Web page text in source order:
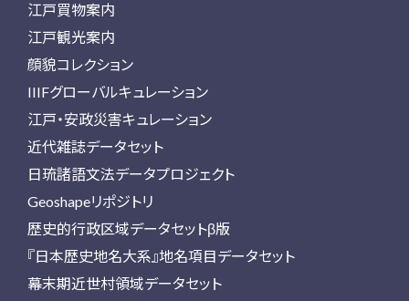
江戸買物案内
江戸観光案内
顔貌コレクション
IIIFグローバルキュレーション
江戸・安政災害キュレーション
近代雑誌データセット
日琉諸語文法データプロジェクト
Geoshapeリポジトリ
歴史的行政区域データセットβ版
『日本歴史地名大系』地名項目データセット
幕末期近世村領域データセット